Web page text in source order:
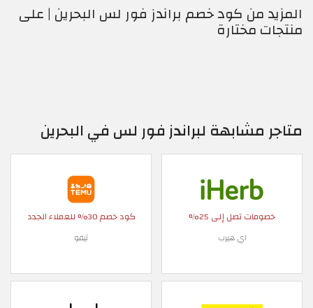
المزيد من كود خصم براندز فور لس البحرين | على
منتجات مختارة
متاجر مشابهة لبراندز فور لس في البحرين
خصومات تصل إلى 25%
اي هيرب
كود خصم 30% للعملاء الجدد
تيمو